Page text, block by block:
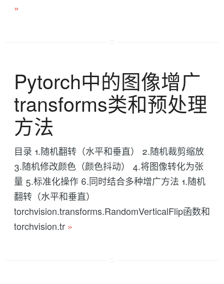
»
Pytorch中的图像增广
transforms类和预处理
方法
目录 1.随机翻转（水平和垂直） 2.随机裁剪缩放
3.随机修改颜色（颜色抖动） 4.将图像转化为张
量 5.标准化操作 6.同时结合多种增广方法 1.随机
翻转（水平和垂直）
torchvision.transforms.RandomVerticalFlip函数和
torchvision.tr »